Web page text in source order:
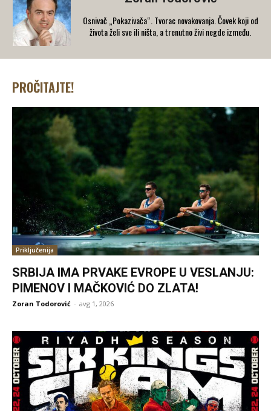
Osnivač „Pokazivača“. Tvorac novakovanja. Čovek koji od
života želi sve ili ništa, a trenutno živi negde između.
PROČITAJTE!
Priključenija
SRBIJA IMA PRVAKE EVROPE U VESLANJU:
PIMENOV I MAČKOVIĆ DO ZLATA!
Zoran Todorović - avg 1, 2026